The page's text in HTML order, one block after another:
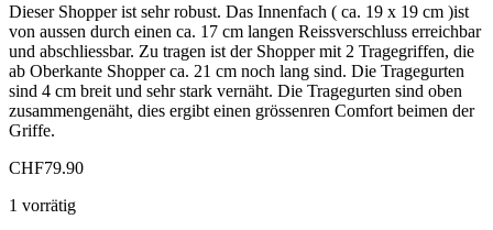
Dieser Shopper ist sehr robust. Das Innenfach ( ca. 19 x 19 cm )ist
von aussen durch einen ca. 17 cm langen Reissverschluss erreichbar
und abschliessbar. Zu tragen ist der Shopper mit 2 Tragegriffen, die
ab Oberkante Shopper ca. 21 cm noch lang sind. Die Tragegurten
sind 4 cm breit und sehr stark vernäht. Die Tragegurten sind oben
zusammengenäht, dies ergibt einen grössenren Comfort beimen der
Griffe.
CHF79.90
1 vorrätig